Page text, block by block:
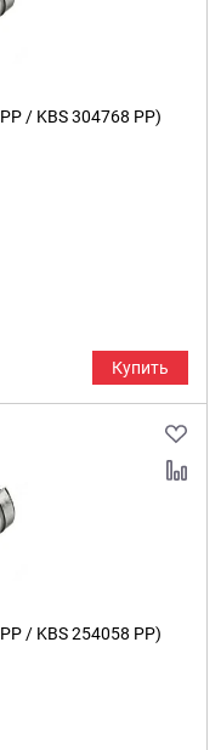
/ KBS 304768 PP)
Купить
/ KBS 254058 PP)